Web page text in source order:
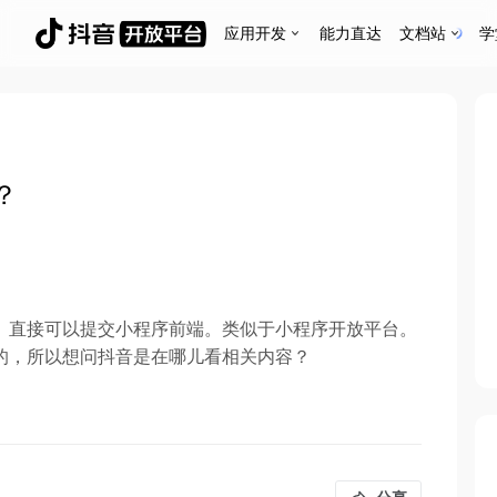
应用开发 能力直达 文档站
接可以提交小程序前端。类似于小程序开放平台。
所以想问抖音是在哪儿看相关内容？